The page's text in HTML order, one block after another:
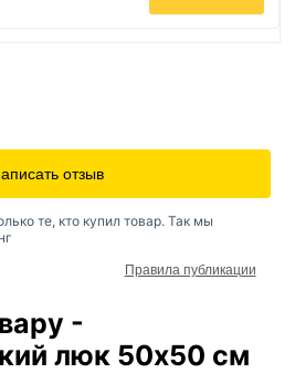
-
люк 50х50 см
отзыв
те, кто купил товар. Так мы
Правила публикации